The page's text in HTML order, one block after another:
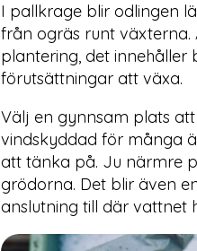
I pallkrage blir odlingen
från ogräs runt växterna.
plantering, det
förutsättningar att växa.
Välj en gynnsam plats
vindskyddad för många
att tänka på. Ju närmre
grödorna. Det blir även
anslutning till där vattnet